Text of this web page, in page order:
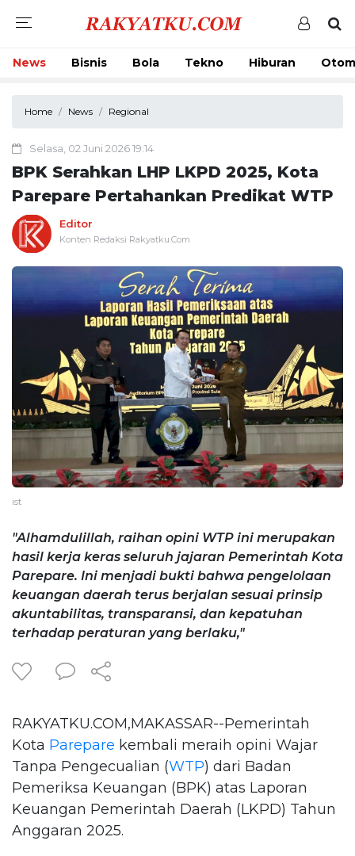
News Bisnis Bola Tekno Hiburan
Home News Regional
Selasa, 02 Juni 2026 19:14
BPK Serahkan LHP LKPD 2025, Kota
Parepare Pertahankan Predikat WTP
Editor
Konten Redaksi Rakyatku.Com
ist
"Alhamdulillah, raihan opini WTP ini merupakan
hasil kerja keras seluruh jajaran Pemerintah Kota
Parepare. Ini menjadi bukti bahwa pengelolaan
keuangan daerah terus berjalan sesuai prinsip
akuntabilitas, transparansi, dan kepatuhan
terhadap peraturan yang berlaku,"
RAKYATKU.COM,MAKASSAR--Pemerintah
Kota Parepare kembali meraih opini Wajar
Tanpa Pengecualian (WTP) dari Badan
Pemeriksa Keuangan (BPK) atas Laporan
Keuangan Pemerintah Daerah (LKPD) Tahun
Anggaran 2025.